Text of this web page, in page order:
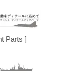
Parts ]